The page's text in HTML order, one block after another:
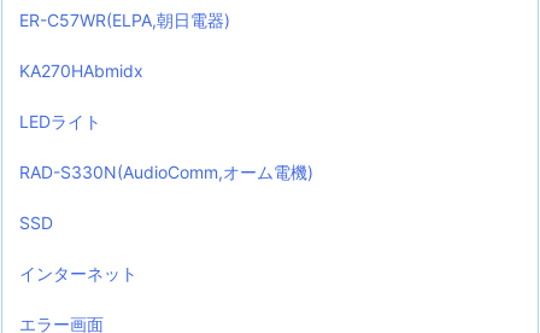
ER-C57WR(ELPA,朝日電器)
KA270HAbmidx
LEDライト
RAD-S330N(AudioComm,オーム電機)
SSD
インターネット
エラー画面